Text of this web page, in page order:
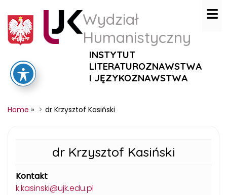
Wydział
Humanistyczny
INSTYTUT
LITERATUROZNAWSTWA
I JĘZYKOZNAWSTWA
Home » dr Krzysztof Kasiński
dr Krzysztof Kasiński
Kontakt
k.kasinski@ujk.edu.pl